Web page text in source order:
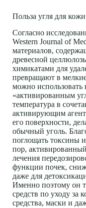
Польза угля для кожи
Согласно
Western Journal of
материалов,
древесной
химикатами для
превращают в
можно использовать
«активированным
температура в
активирующим
его поверхности,
обычный уголь.
поглощать токсины
пор,
лечения
функции почек,
даже для
Именно поэтому он
средств по уходу
средства, маски и